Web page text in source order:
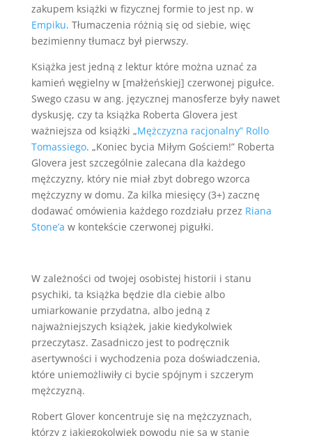
zakupem książki w fizycznej formie to jest np. w
Empiku. Tłumaczenia różnią się od siebie, więc
bezimienny tłumacz był pierwszy.
Książka jest jedną z lektur które można uznać za
kamień węgielny w [małżeńskiej] czerwonej pigułce.
Swego czasu w ang. języcznej manosferze były nawet
dyskusję, czy ta książka Roberta Glovera jest
ważniejsza od książki „Mężczyzna racjonalny” Rollo
Tomassiego. „Koniec bycia Miłym Gościem!” Roberta
Glovera jest szczególnie zalecana dla każdego
mężczyzny, który nie miał zbyt dobrego wzorca
mężczyzny w domu. Za kilka miesięcy (3+) zacznę
dodawać omówienia każdego rozdziału przez Riana
Stone’a w kontekście czerwonej pigułki.
W zależności od twojej osobistej historii i stanu
psychiki, ta książka będzie dla ciebie albo
umiarkowanie przydatna, albo jedną z
najważniejszych książek, jakie kiedykolwiek
przeczytasz. Zasadniczo jest to podręcznik
asertywności i wychodzenia poza doświadczenia,
które uniemożliwiły ci bycie spójnym i szczerym
mężczyzną.
Robert Glover koncentruje się na mężczyznach,
którzy z jakiegokolwiek powodu nie są w stanie